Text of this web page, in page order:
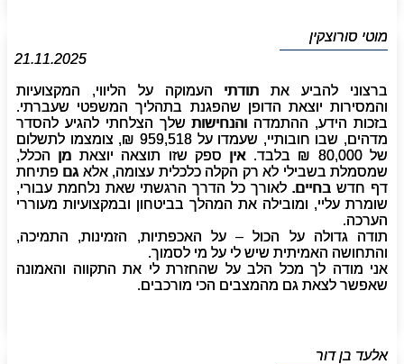
ברצוני להביע את תודתי העמוקה על הליווי, המקצועיות
והמסירות יוצאת הדופן שהפגנת בתהליך המשפטי שעברתי.
בזכות הידע, ההתמדה והנחישות שלך הצלחתי להגיע להסדר
מדהים, שבו חובותיי, שעמדו על 959,518 ₪, צומצמו לתשלום
של 80,000 ₪ בלבד. אין ספק שזו תוצאה יוצאת מן הכלל,
שמסמלת בשבילי לא רק הקלה כלכלית עצומה, אלא גם פתיחת
דף חדש בחיים. לאורך כל הדרך הרגשתי שאת נלחמת עבורי,
שומרת עליי, ומובילה את המהלך בביטחון ובמקצועיות מעוררי
הערכה.
תודה גדולה על הכול – על האכפתיות, הזמינות, התמיכה,
והתחושה האמיתית שיש לי על מי לסמוך.
אני מודה לך מכל הלב על שהחזרת לי את התקווה והאמונה
שאפשר לצאת גם מהמצבים הכי מורכבים.
מוטי סורוצקין
21.11.2025
אלעד בן דור